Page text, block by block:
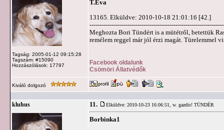
Tagság: 2005-01-12 09:15:28
Tagszám: #15090
Hozzászólások: 17797
T.Éva
13165. Elküldve: 2010-10-18 21:01:16 [42.]
Meghozta Bori Tündért is a mütétről, betettük
remélem reggel már jól érzi magát. Türelemmel
Facebook oldalunk
Csömöri Állatvédők
Kiváló dolgozó
kluhus 11. Elküldve: 2010-10-23 16:06:51, w. gazdis! TÜNDÉR
Borbinka1